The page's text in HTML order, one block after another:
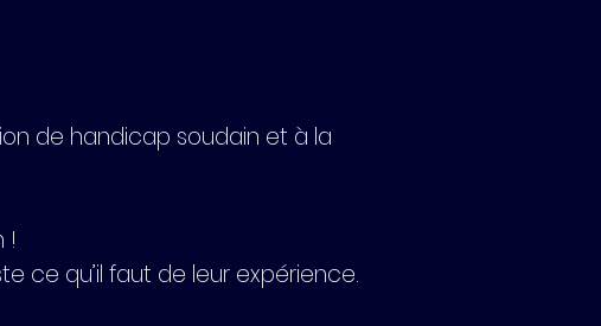
de handicap soudain et à la
!
ce qu’il faut de leur expérience.